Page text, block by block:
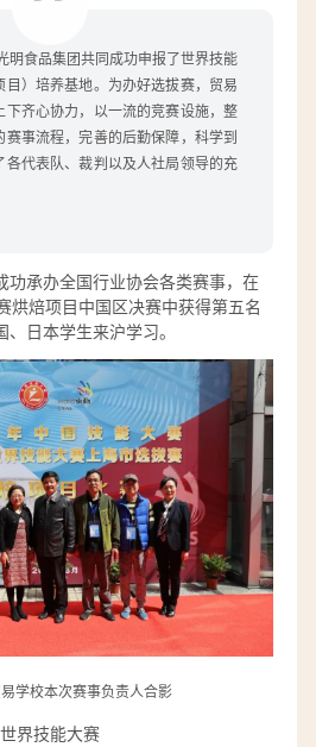
明食品集团共同成功申报了世界技能
目）培养基地。为办好选拔赛，贸易
下齐心协力，以一流的竞赛设施，整
赛事流程，完善的后勤保障，科学到
各代表队、裁判以及人社局领导的充
功承办全国行业协会各类赛事，在
烘焙项目中国区决赛中获得第五名
日本学生来沪学习。
学校本次赛事负责人合影
世界技能大赛